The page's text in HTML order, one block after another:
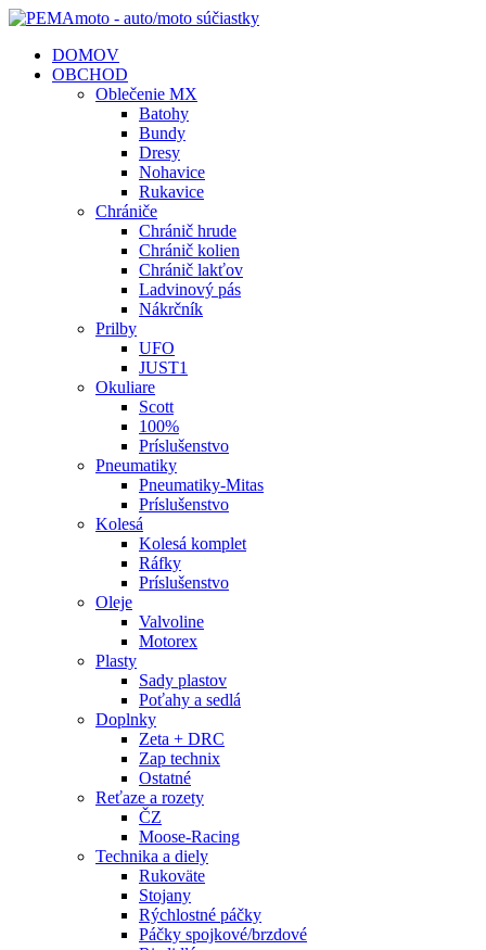
DOMOV
OBCHOD
Oblečenie MX
Batohy
Bundy
Dresy
Nohavice
Rukavice
Chrániče
Chránič hrude
Chránič kolien
Chránič lakťov
Ladvinový pás
Nákrčník
Prilby
UFO
JUST1
Okuliare
Scott
100%
Príslušenstvo
Pneumatiky
Pneumatiky-Mitas
Príslušenstvo
Kolesá
Kolesá komplet
Ráfky
Príslušenstvo
Oleje
Valvoline
Motorex
Plasty
Sady plastov
Poťahy a sedlá
Doplnky
Zeta + DRC
Zap technix
Ostatné
Reťaze a rozety
ČZ
Moose-Racing
Technika a diely
Rukoväte
Stojany
Rýchlostné páčky
Páčky spojkové/brzdové